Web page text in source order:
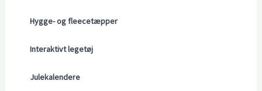
Hygge- og fleecetæpper
Interaktivt legetøj
Julekalendere